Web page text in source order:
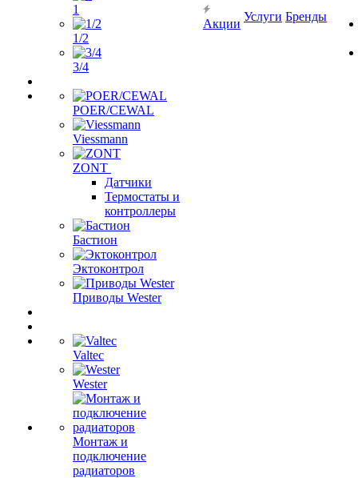
1
1/2
3/4
POER/CEWAL
Viessmann
ZONT
Датчики
Термостаты и
контроллеры
Бастион
Эктоконтрол
Приводы Wester
Valtec
Wester
Монтаж и
подключение
радиаторов
Акции
Услуги Бренды